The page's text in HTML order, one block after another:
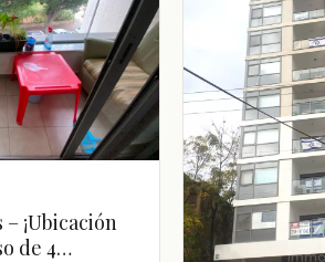
¡Ubicación
de 4